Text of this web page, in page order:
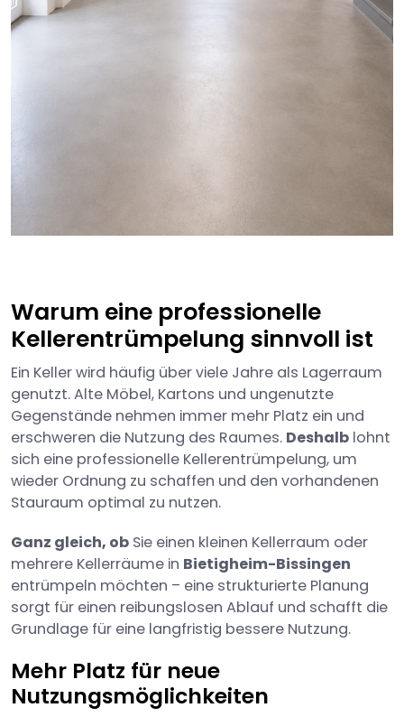
Warum eine professionelle
Kellerentrümpelung sinnvoll ist
Ein Keller wird häufig über viele Jahre als Lagerraum
genutzt. Alte Möbel, Kartons und ungenutzte
Gegenstände nehmen immer mehr Platz ein und
erschweren die Nutzung des Raumes. Deshalb lohnt
sich eine professionelle Kellerentrümpelung, um
wieder Ordnung zu schaffen und den vorhandenen
Stauraum optimal zu nutzen.
Ganz gleich, ob Sie einen kleinen Kellerraum oder
mehrere Kellerräume in Bietigheim-Bissingen
entrümpeln möchten – eine strukturierte Planung
sorgt für einen reibungslosen Ablauf und schafft die
Grundlage für eine langfristig bessere Nutzung.
Mehr Platz für neue
Nutzungsmöglichkeiten